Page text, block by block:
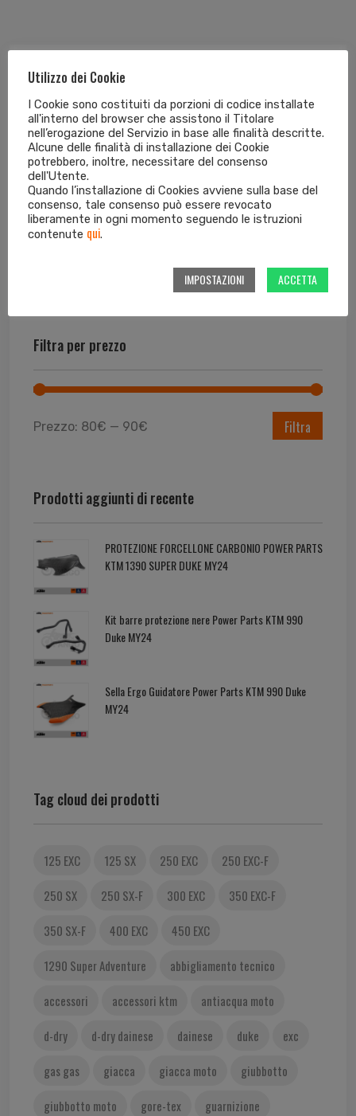
Cerca il tuo prossimo acquisto
Categorie di prodotto
Filtra per prezzo
Filtra
Prezzo: 80€ — 90€
Prodotti aggiunti di recente
PROTEZIONE FORCELLONE CARBONIO POWER PARTS
KTM 1390 SUPER DUKE MY24
Kit barre protezione nere Power Parts KTM 990
Duke MY24
Sella Ergo Guidatore Power Parts KTM 990 Duke
MY24
Tag cloud dei prodotti
125 EXC 125 SX 250 EXC
250 EXC-F
250 SX
250 SX-F 300 EXC
350 EXC-F
350 SX-F
400 EXC
450 EXC
1290 Super Adventure
abbigliamento tecnico
accessori
accessori ktm
antiacqua moto
d-dry
d-dry dainese dainese duke
exc
gas gas
giacca giacca moto
giubbotto
giubbotto moto
gore-tex
guarnizione
Utilizzo dei Cookie
I Cookie sono costituiti da porzioni di codice installate
all'interno del browser che assistono il Titolare
nell’erogazione del Servizio in base alle finalità descritte.
Alcune delle finalità di installazione dei Cookie
potrebbero, inoltre, necessitare del consenso
dell'Utente.
Quando l’installazione di Cookies avviene sulla base del
consenso, tale consenso può essere revocato
liberamente in ogni momento seguendo le istruzioni
contenute qui.
IMPOSTAZIONI ACCETTA